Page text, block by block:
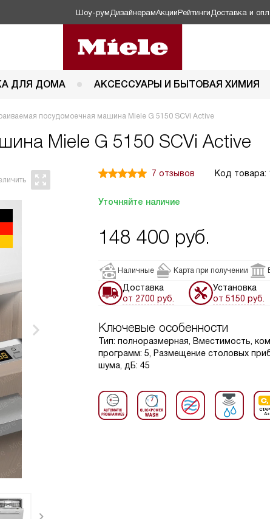
Шоу-рум ДизайнерамАкцииРейтинги Доставка и
ДЛЯ ДОМА АКСЕССУАРЫ И БЫТОВАЯ ХИМИЯ
посудомоечная машина Miele G 5150 SCVi Active
Miele G 5150 SCVi Active
7 отзывов Код товара:
Уточняйте наличие
148 400 руб.
Наличные Карта при получении
Доставка
от 2700 руб.
Установка
от 5150 руб.
Ключевые особенности
Тип: полноразмерная, Вместимость,
программ: 5, Размещение столовых
шума, дБ: 45